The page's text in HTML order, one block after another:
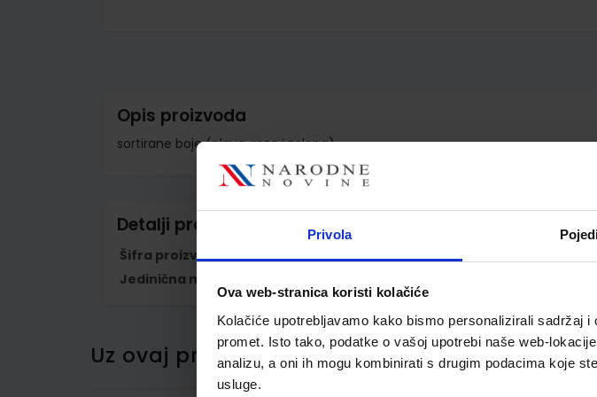
Privola
Ova web-stranica koristi kolačiće
Kolačiće upotrebljavamo kako bismo personalizirali sadržaj
promet. Isto tako, podatke o vašoj upotrebi naše web-
analizu, a oni ih mogu kombinirati s drugim podacima koje
usluge.
gallery
Opis proizvoda
sortirane boje (plava, roza i zelena)
Detalji proizvoda
Šifra proizvoda
983671
Jedinična mjera
Uz ovaj proizvod kupci su kupili i ovo…